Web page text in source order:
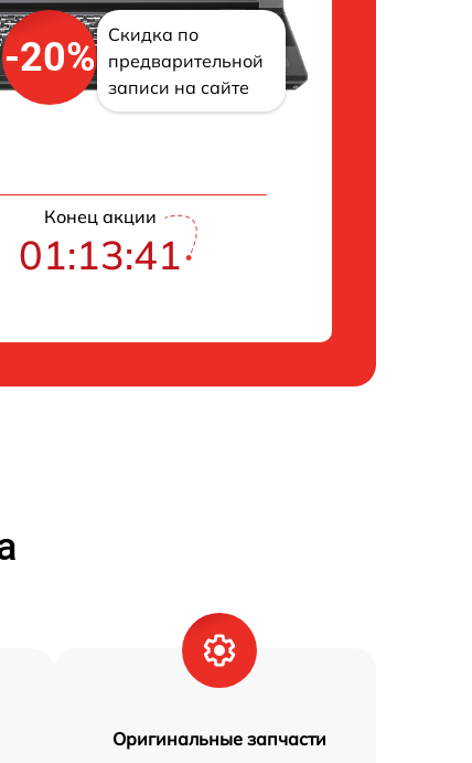
-20%
Скидка по
предварительной
записи на сайте
Конец акции
01:13:41
Оригинальные запчасти